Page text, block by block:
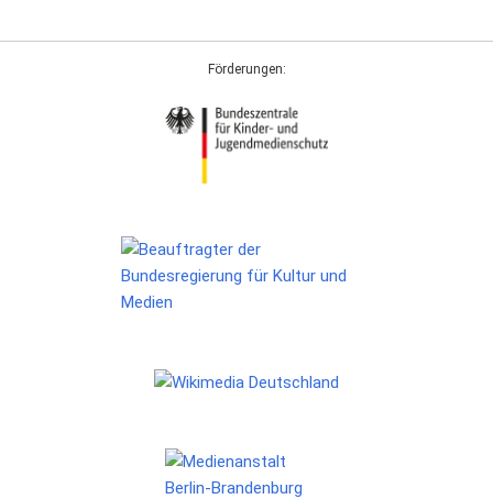
Förderungen: